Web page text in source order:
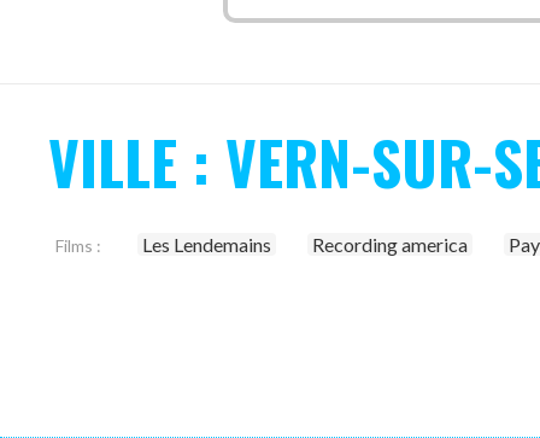
VILLE : VERN-SUR-
Films : Les Lendemains Recording america